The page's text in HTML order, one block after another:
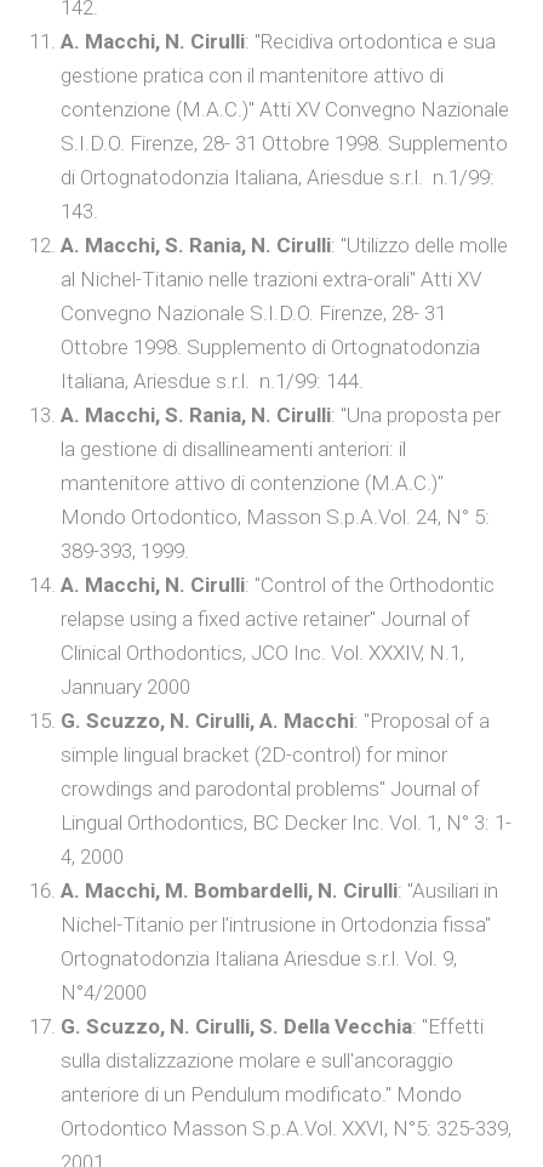
142.
A. Macchi, N. Cirulli: "Recidiva ortodontica e sua
gestione pratica con il mantenitore attivo di
contenzione (M.A.C.)" Atti XV Convegno Nazionale
S.I.D.O. Firenze, 28- 31 Ottobre 1998. Supplemento
di Ortognatodonzia Italiana, Ariesdue s.r.l. n.1/99:
143.
A. Macchi, S. Rania, N. Cirulli: "Utilizzo delle molle
al Nichel-Titanio nelle trazioni extra-orali" Atti XV
Convegno Nazionale S.I.D.O. Firenze, 28- 31
Ottobre 1998. Supplemento di Ortognatodonzia
Italiana, Ariesdue s.r.l. n.1/99: 144.
A. Macchi, S. Rania, N. Cirulli: "Una proposta per
la gestione di disallineamenti anteriori: il
mantenitore attivo di contenzione (M.A.C.)"
Mondo Ortodontico, Masson S.p.A.Vol. 24, N° 5:
389-393, 1999.
A. Macchi, N. Cirulli: "Control of the Orthodontic
relapse using a fixed active retainer" Journal of
Clinical Orthodontics, JCO Inc. Vol. XXXIV, N.1,
Jannuary 2000
G. Scuzzo, N. Cirulli, A. Macchi: "Proposal of a
simple lingual bracket (2D-control) for minor
crowdings and parodontal problems" Journal of
Lingual Orthodontics, BC Decker Inc. Vol. 1, N° 3: 1-
4, 2000
A. Macchi, M. Bombardelli, N. Cirulli: "Ausiliari in
Nichel-Titanio per l'intrusione in Ortodonzia fissa"
Ortognatodonzia Italiana Ariesdue s.r.l. Vol. 9,
N°4/2000
G. Scuzzo, N. Cirulli, S. Della Vecchia: "Effetti
sulla distalizzazione molare e sull'ancoraggio
anteriore di un Pendulum modificato." Mondo
Ortodontico Masson S.p.A.Vol. XXVI, N°5: 325-339,
2001